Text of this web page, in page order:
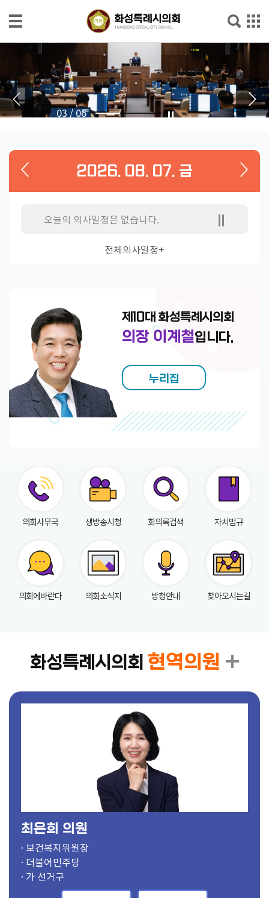
본문으로 바로가기
메인메뉴 바로가기
회
소
개
소
식
방
송
의
자
여
03/06
2026. 08. 07. 금
오늘의 의사일정은 없습니다.
전체의사일정+
제10대 화성특례시의회
의장 이계철입니다.
누리집
의회사무국 생방송시청 회의록검색 자치법규
의회에바란다 의회소식지 방청안내 찾아오시는길
화성특례시의회 현역의원
· 의장
· 더불어민주당
· 가 선거구
· 부의장, 보건복지위원
· 국민의힘
· 사 선거구
· 의회운영위원장, 도시건설위원
· 더불어민주당
· 다 선거구
· 기획행정위원장
· 더불어민주당
· 바 선거구
· 경제환경위원장
· 국민의힘
· 마 선거구
· 문화체육위원장
· 국민의힘
· 바 선거구
· 도시건설위원장
· 더불어민주당
· 마 선거구
최은희 의원
· 보건복지위원장
· 더불어민주당
· 가 선거구
· 윤리특별위원장, 문화체육위원
· 더불어민주당
· 아 선거구
· 의회운영부위원장, 문화체육위원
· 국민의힘
· 라 선거구
· 기획행정부위원장
· 국민의힘
· 비례대표
· 경제환경부위원장
· 더불어민주당
· 다 선거구
· 문화체육부위원장
· 더불어민주당
· 사 선거구
· 도시건설부위원장
· 국민의힘
· 가 선거구
· 보건복지부위원장
· 국민의힘
· 자 선거구
· 윤리특별부위원장, 기획행정위원
· 국민의힘
· 다 선거구
· 경제환경위원, 의회운영위원
· 더불어민주당
· 라 선거구
· 보건복지위원, 의회운영위원
· 개혁신당
· 라 선거구
· 경제환경위원
· 국민의힘
· 나 선거구
· 경제환경위원
· 더불어민주당
· 사 선거구
· 윤리특별위원, 기획행정위원
· 국민의힘
· 바 선거구
· 윤리특별위원, 도시건설위원
· 더불어민주당
· 나 선거구
· 보건복지위원
· 더불어민주당
· 비례대표
· 도시건설위원, 의회운영위원
· 국민의힘
· 아 선거구
· 보건복지위원
· 더불어민주당
· 바 선거구
· 기획행정위원, 의회운영위원
· 더불어민주당
· 비례대표
· 문화체육위원
· 더불어민주당
· 마 선거구
· 문화체육위원
· 더불어민주당
· 자 선거구
· 경제환경위원, 의회운영위원
· 더불어민주당
· 자 선거구
· 기획행정위원
· 더불어민주당
· 라 선거구
· 윤리특별위원, 도시건설위원
· 더불어민주당
· 바 선거구